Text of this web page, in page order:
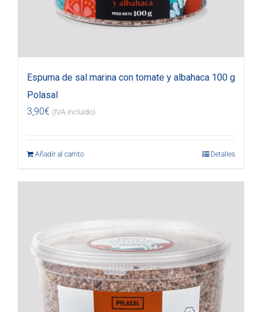
Espuma de sal marina con tomate y albahaca 100 g
Polasal
3,90€ (IVA incluido)
Añadir al carrito Detalles